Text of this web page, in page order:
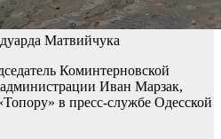
Матвийчука
Коминтерновской
Иван Марзак,
в пресс-службе Одесской